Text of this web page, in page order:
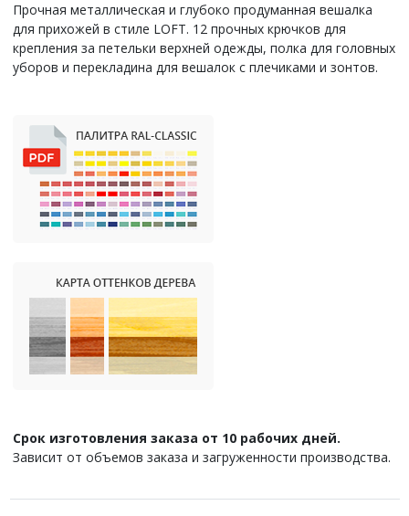
Прочная металлическая и глубоко продуманная вешалка
для прихожей в стиле LOFT. 12 прочных крючков для
крепления за петельки верхней одежды, полка для головных
уборов и перекладина для вешалок с плечиками и зонтов.
Срок изготовления заказа от 10 рабочих дней.
Зависит от объемов заказа и загруженности производства.